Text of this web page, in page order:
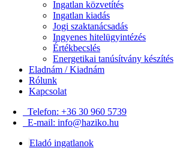
Ingatlan közvetítés
Ingatlan kiadás
Jogi szaktanácsadás
Ingyenes hitelügyintézés
Értékbecslés
Energetikai tanúsítvány készítés
Eladnám / Kiadnám
Rólunk
Kapcsolat
Telefon: +36 30 960 5739
E-mail: info@haziko.hu
Eladó ingatlanok